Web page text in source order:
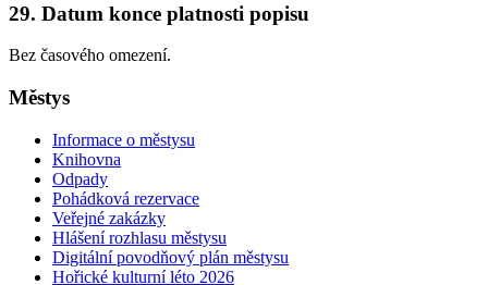
29. Datum konce platnosti popisu
Bez časového omezení.
Městys
Informace o městysu
Knihovna
Odpady
Pohádková rezervace
Veřejné zakázky
Hlášení rozhlasu městysu
Digitální povodňový plán městysu
Hořické kulturní léto 2026